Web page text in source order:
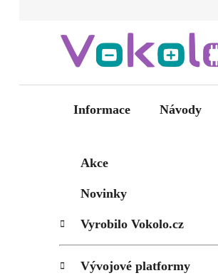
Informace Návody
r
a
n
kategorie
g
r
i
Akce
Novinky
Vyrobilo Vokolo.cz
Vývojové platformy